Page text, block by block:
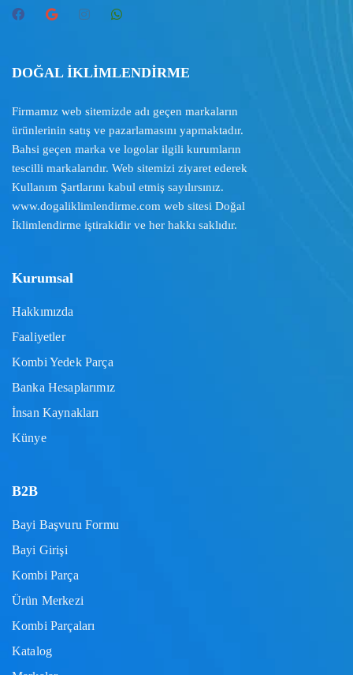
DOĞAL İKLİMLENDİRME
Firmamız web sitemizde adı geçen markaların
ürünlerinin satış ve pazarlamasını yapmaktadır.
Bahsi geçen marka ve logolar ilgili kurumların
tescilli markalarıdır. Web sitemizi ziyaret ederek
Kullanım Şartlarını kabul etmiş sayılırsınız.
www.dogaliklimlendirme.com web sitesi Doğal
İklimlendirme iştirakidir ve her hakkı saklıdır.
Kurumsal
Hakkımızda
Faaliyetler
Kombi Yedek Parça
Banka Hesaplarımız
İnsan Kaynakları
Künye
B2B
Bayi Başvuru Formu
Bayi Girişi
Kombi Parça
Ürün Merkezi
Kombi Parçaları
Katalog